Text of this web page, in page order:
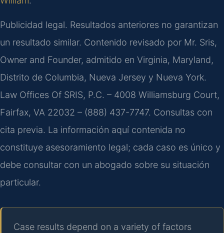
Publicidad legal. Resultados anteriores no garantizan
un resultado similar. Contenido revisado por Mr. Sris,
Owner and Founder, admitido en Virginia, Maryland,
Distrito de Columbia, Nueva Jersey y Nueva York.
Law Offices Of SRIS, P.C. – 4008 Williamsburg Court,
Fairfax, VA 22032 – (888) 437-7747. Consultas con
cita previa. La información aquí contenida no
constituye asesoramiento legal; cada caso es único y
debe consultar con un abogado sobre su situación
particular.
Case results depend on a variety of factors